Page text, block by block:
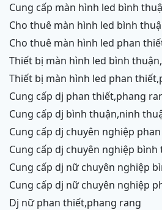
cung cấp màn hình led bình
cho thuê màn hình led bình thuận,phang rang, ninh
thuận
cho thuê màn hình led phan
thiết bị màn hình led bình
thiết bị màn hình led phan
cung cấp dj phan thiết,phang
cung cấp dj bình thuận,ninh
cung cấp dj chuyên nghiệp phan thiết,phang rang,ninh
chữ,vĩnh hy
cung cấp dj chuyên nghiệp
cung cấp dj nữ chuyên nghiệp
cung cấp dj nữ chuyên nghiệp
dj nữ phan thiết,phang rang